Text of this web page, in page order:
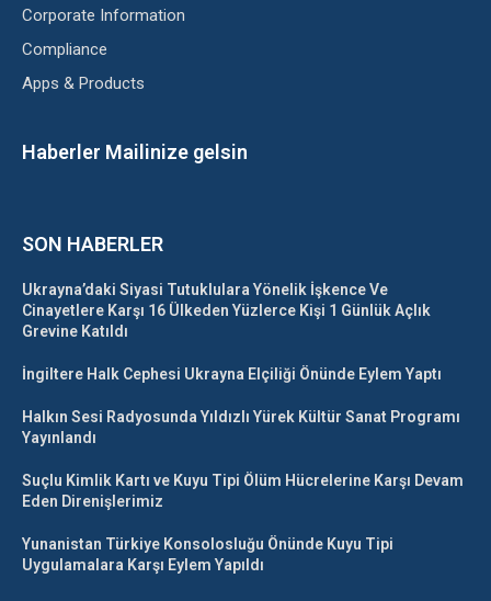
Corporate Information
Compliance
Apps & Products
Haberler Mailinize gelsin
SON HABERLER
Ukrayna’daki Siyasi Tutuklulara Yönelik İşkence Ve
Cinayetlere Karşı 16 Ülkeden Yüzlerce Kişi 1 Günlük Açlık
Grevine Katıldı
İngiltere Halk Cephesi Ukrayna Elçiliği Önünde Eylem Yaptı
Halkın Sesi Radyosunda Yıldızlı Yürek Kültür Sanat Programı
Yayınlandı
Suçlu Kimlik Kartı ve Kuyu Tipi Ölüm Hücrelerine Karşı Devam
Eden Direnişlerimiz
Yunanistan Türkiye Konsolosluğu Önünde Kuyu Tipi
Uygulamalara Karşı Eylem Yapıldı